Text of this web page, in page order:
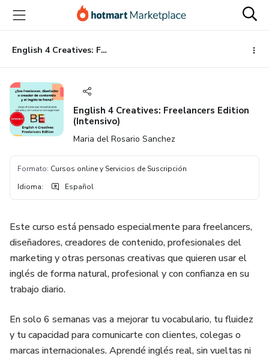
principal
página
de
página
English 4 Creatives: Freelancers Edition (Intensivo)
English 4 Creatives: Freelancers Edition
(Intensivo)
Maria del Rosario Sanchez
Formato: Cursos online y Servicios de Suscripción
Idioma: Español
Este curso está pensado especialmente para freelancers,
diseñadores, creadores de contenido, profesionales del
marketing y otras personas creativas que quieren usar el
inglés de forma natural, profesional y con confianza en su
trabajo diario.
En solo 6 semanas vas a mejorar tu vocabulario, tu fluidez
y tu capacidad para comunicarte con clientes, colegas o
marcas internacionales. Aprendé inglés real, sin vueltas ni